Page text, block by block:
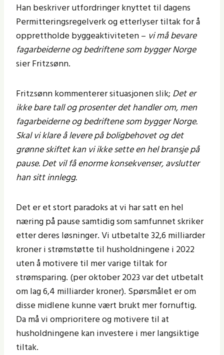
Han beskriver utfordringer knyttet til dagens
Permitteringsregelverk og etterlyser tiltak for å
opprettholde byggeaktiviteten – vi må bevare
fagarbeiderne og bedriftene som bygger Norge
sier Fritzsønn.
Fritzsønn kommenterer situasjonen slik; Det er
ikke bare tall og prosenter det handler om, men
fagarbeiderne og bedriftene som bygger Norge.
Skal vi klare å levere på boligbehovet og det
grønne skiftet kan vi ikke sette en hel bransje på
pause. Det vil få enorme konsekvenser, avslutter
han sitt innlegg.
Det er et stort paradoks at vi har satt en hel
næring på pause samtidig som samfunnet skriker
etter deres løsninger. Vi utbetalte 32,6 milliarder
kroner i strømstøtte til husholdningene i 2022
uten å motivere til mer varige tiltak for
strømsparing. (per oktober 2023 var det utbetalt
om lag 6,4 milliarder kroner). Spørsmålet er om
disse midlene kunne vært brukt mer fornuftig.
Da må vi omprioritere og motivere til at
husholdningene kan investere i mer langsiktige
tiltak.